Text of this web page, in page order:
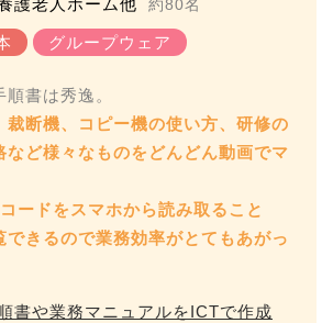
護老人ホーム他 約80名
裁断機、コピー機の使い方、研修の
など様々なものをどんどん動画でマ
ードをスマホから読み取ること
できるので業務効率がとてもあがっ
書や業務マニュアルをICTで作成